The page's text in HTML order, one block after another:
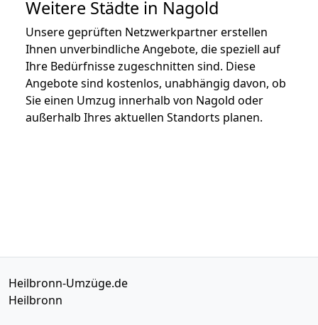
Weitere Städte in Nagold
Unsere geprüften Netzwerkpartner erstellen
Ihnen unverbindliche Angebote, die speziell auf
Ihre Bedürfnisse zugeschnitten sind. Diese
Angebote sind kostenlos, unabhängig davon, ob
Sie einen Umzug innerhalb von Nagold oder
außerhalb Ihres aktuellen Standorts planen.
Heilbronn-Umzüge.de
Heilbronn